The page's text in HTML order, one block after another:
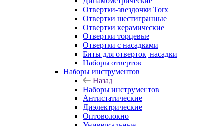
Отвертки-звездочки Torx
Отвертки шестигранные
Отвертки керамические
Отвертки торцевые
Отвертки с насадками
Биты для отверток, насадки
Наборы отверток
Наборы инструментов
Назад
Наборы инструментов
Антистатические
Диэлектрические
Оптоволокно